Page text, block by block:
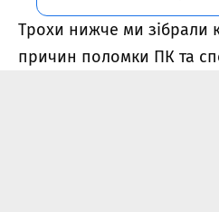
Трохи нижче ми зібрали
причин поломки ПК та